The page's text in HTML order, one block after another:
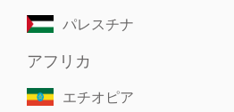
パレスチナ
アフリカ
エチオピア